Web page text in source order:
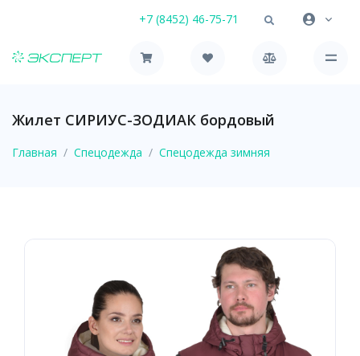
+7 (8452) 46-75-71
Жилет СИРИУС-ЗОДИАК бордовый
Главная Спецодежда Спецодежда зимняя